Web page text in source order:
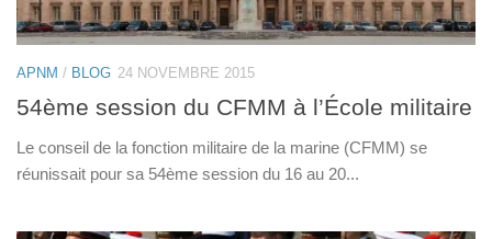
APNM / BLOG 24 NOVEMBRE 2015
54ème session du CFMM à l’École militaire
Le conseil de la fonction militaire de la marine (CFMM) se
réunissait pour sa 54ème session du 16 au 20...